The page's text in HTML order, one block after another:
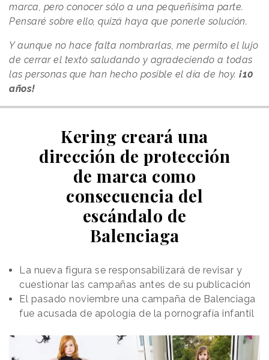
marca, pero conocer sólo a una pequeñísima parte.
Pensaré sobre ello, quizá haya que ponerle solución.
Y aunque no hace falta nombrarlas, me permito el lujo
de cerrar el texto saludando y agradeciendo a todas
las personas que han hecho posible el día de hoy. ¡10
años!
Kering creará una
dirección de protección
de marca como
consecuencia del
escándalo de
Balenciaga
La nueva figura se responsabilizará de revisar y
cuestionar las campañas antes de su publicación
El pasado noviembre una campaña de Balenciaga
fue acusada de apología de la pornografía infantil